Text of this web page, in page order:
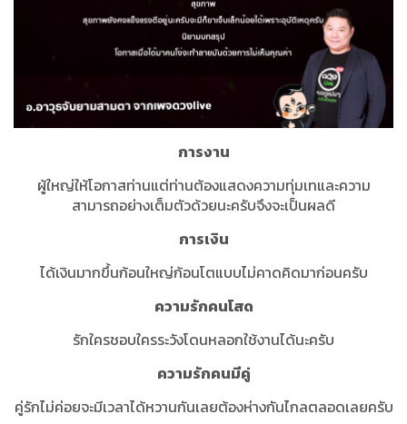
การงาน
ผู้ใหญ่ให้โอกาสท่านแต่ท่านต้องแสดงความทุ่มเทและความ
สามารถอย่างเต็มตัวด้วยนะครับจึงจะเป็นผลดี
การเงิน
ได้เงินมากขึ้นก้อนใหญ่ก้อนโตแบบไม่คาดคิดมาก่อนครับ
ความรักคนโสด
รักใครชอบใครระวังโดนหลอกใช้งานได้นะครับ
ความรักคนมีคู่
คู่รักไม่ค่อยจะมีเวลาได้หวานกันเลยต้องห่างกันไกลตลอดเลยครับ